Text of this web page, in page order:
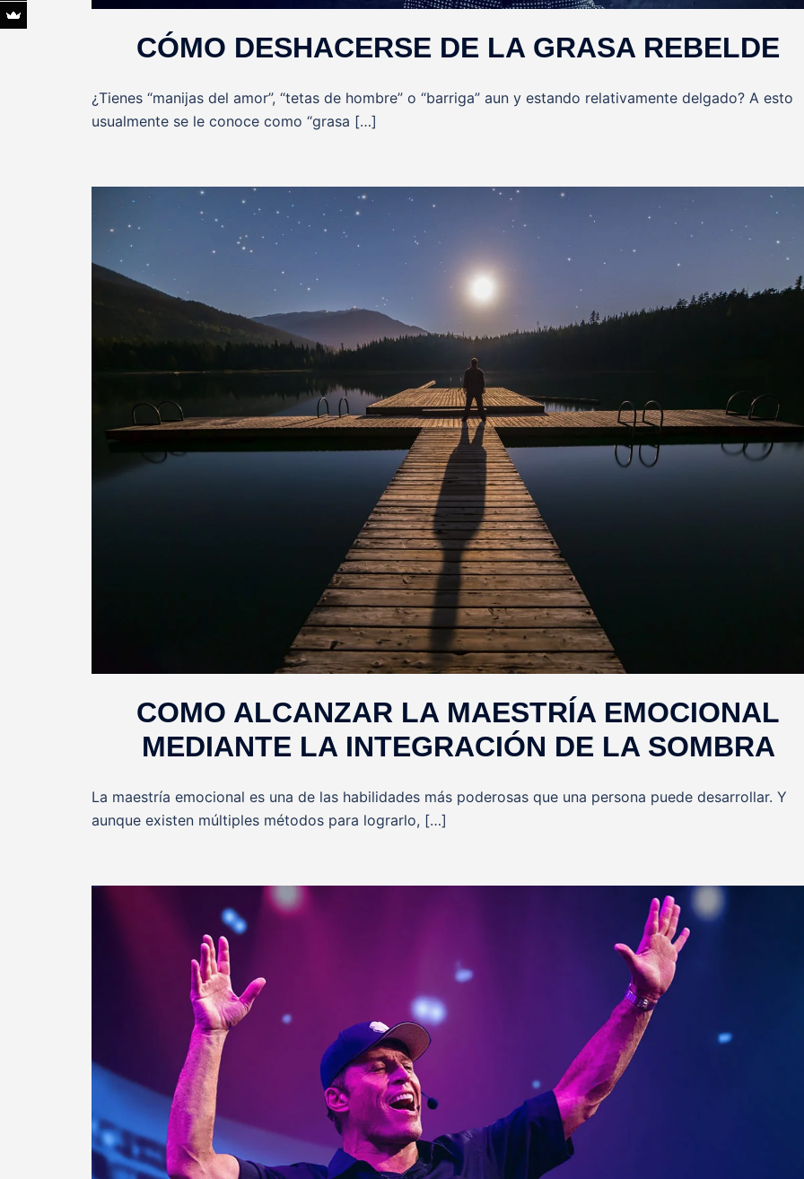
CÓMO DESHACERSE DE LA GRASA REBELDE
¿Tienes “manijas del amor”, “tetas de hombre” o “barriga” aun y estando relativamente delgado? A esto
usualmente se le conoce como “grasa […]
COMO ALCANZAR LA MAESTRÍA EMOCIONAL
MEDIANTE LA INTEGRACIÓN DE LA SOMBRA
La maestría emocional es una de las habilidades más poderosas que una persona puede desarrollar. Y
aunque existen múltiples métodos para lograrlo, […]